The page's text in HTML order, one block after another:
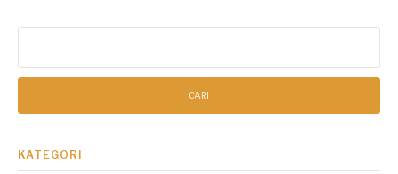
KATEGORI